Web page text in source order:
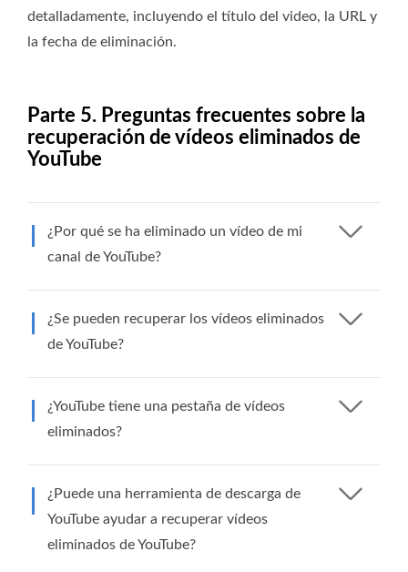
detalladamente, incluyendo el título del video, la URL y
la fecha de eliminación.
Parte 5. Preguntas frecuentes sobre la
recuperación de vídeos eliminados de
YouTube
¿Por qué se ha eliminado un vídeo de mi
canal de YouTube?
¿Se pueden recuperar los vídeos eliminados
de YouTube?
¿YouTube tiene una pestaña de vídeos
eliminados?
¿Puede una herramienta de descarga de
YouTube ayudar a recuperar vídeos
eliminados de YouTube?